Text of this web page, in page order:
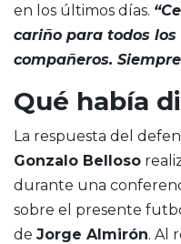
en los últimos días.
cariño para todos
compañeros.
Qué había
La respuesta del
Gonzalo Belloso
durante una
sobre el presente
de Jorge Almirón. Al